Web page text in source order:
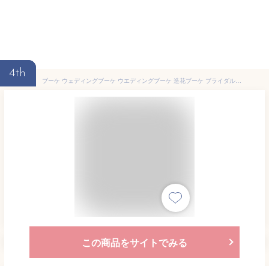
4th
ブーケ ウェディングブーケ ウエディングブーケ 造花ブーケ ブライダルブーケ ラウンドブーケ トスブーケ ウェディング 結婚式 披露宴 挙式 二次会 花束 ウェディングフォト ホワイト シャンパン ピンク レッド 【flo159y】
この商品をサイトでみる